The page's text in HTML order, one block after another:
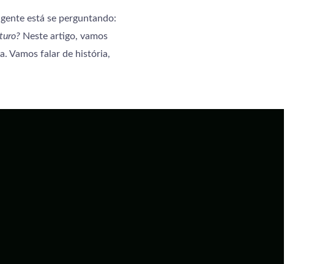
está se perguntando:
Neste artigo, vamos
Vamos falar de história,